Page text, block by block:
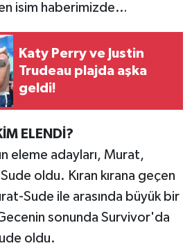
isim haberimizde…
Katy Perry ve Justin
Trudeau plajda aşka
geldi!
ELENDİ?
eleme adayları, Murat,
oldu. Kıran kırana geçen
Sude ile arasında büyük bir
sonunda Survivor'da
oldu.